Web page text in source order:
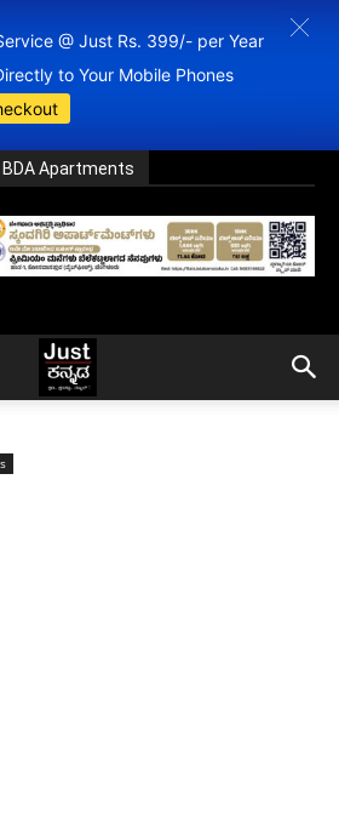
@ Just Rs. 399/- per Year
to Your Mobile Phones
BDA Apartments